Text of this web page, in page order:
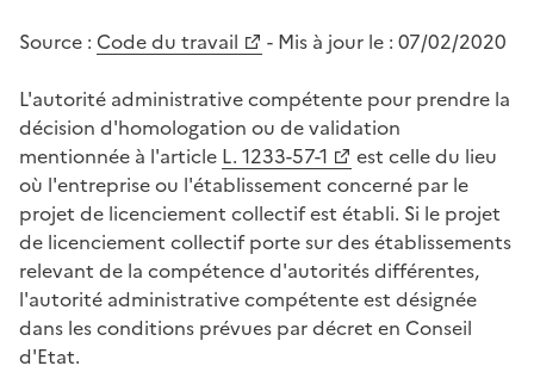
Source : Code du travail - Mis à jour le : 07/02/2020
L'autorité administrative compétente pour prendre la
décision d'homologation ou de validation
mentionnée à l'article L. 1233-57-1
est celle du lieu
où l'entreprise ou l'établissement concerné par le
projet de licenciement collectif est établi. Si le projet
de licenciement collectif porte sur des établissements
relevant de la compétence d'autorités différentes,
l'autorité administrative compétente est désignée
dans les conditions prévues par décret en Conseil
d'Etat.